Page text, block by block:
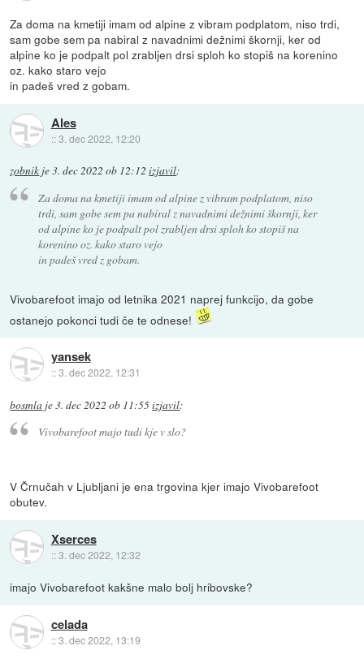
Za doma na kmetiji imam od alpine z vibram podplatom, niso trdi,
sam gobe sem pa nabiral z navadnimi dežnimi škornji, ker od
alpine ko je podpalt pol zrabljen drsi sploh ko stopiš na korenino
oz. kako staro vejo
in padeš vred z gobam.
Ales
::3. dec 2022, 12:20
zobnik je3. dec 2022 ob 12:12 izjavil:
Za doma na kmetiji imam od alpine z vibram podplatom, niso
trdi, sam gobe sem pa nabiral z navadnimi dežnimi škornji, ker
od alpine ko je podpalt pol zrabljen drsi sploh ko stopiš na
korenino oz. kako staro vejo
in padeš vred z gobam.
Vivobarefoot imajo od letnika 2021 naprej funkcijo, da gobe
ostanejo pokonci tudi če te odnese!
yansek
::3. dec 2022, 12:31
bosmla je3. dec 2022 ob 11:55izjavil:
Vivobarefoot majo tudi kje v slo?
V Črnučah v Ljubljani je ena trgovina kjer imajo Vivobarefoot
obutev.
Xserces
::3. dec 2022, 12:32
imajo Vivobarefoot kakšne malo bolj hribovske?
celada
::3. dec 2022, 13:19